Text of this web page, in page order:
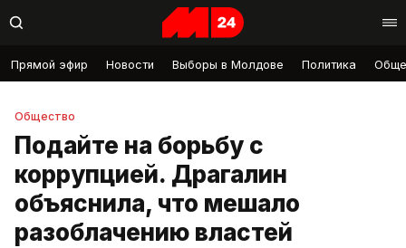
Прямой эфир Новости Выборы в Молдове Политика
Общество
Подайте на борьбу с
коррупцией. Драгалин
объяснила, что мешало
разоблачению властей